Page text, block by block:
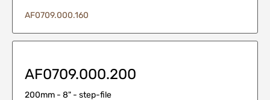
AF0709.000.160
AF0709.000.200
200mm - 8" - step-file